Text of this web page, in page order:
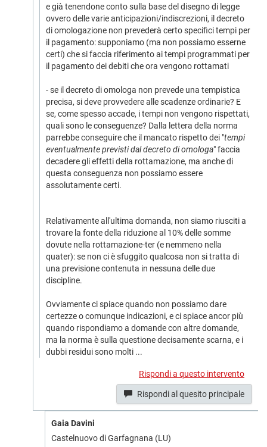
e già tenendone conto sulla base del disegno di legge
ovvero delle varie anticipazioni/indiscrezioni, il decreto
di omologazione non prevederà certo specifici tempi per
il pagamento: supponiamo (ma non possiamo esserne
certi) che si faccia riferimento ai tempi programmati per
il pagamento dei debiti che ora vengono rottamati
- se il decreto di omologa non prevede una tempistica
precisa, si deve provvedere alle scadenze ordinarie? E
se, come spesso accade, i tempi non vengono rispettati,
quali sono le conseguenze? Dalla lettera della norma
parrebbe conseguire che il mancato rispetto dei "tempi
eventualmente previsti dal decreto di omologa" faccia
decadere gli effetti della rottamazione, ma anche di
questa conseguenza non possiamo essere
assolutamente certi.
Relativamente all'ultima domanda, non siamo riusciti a
trovare la fonte della riduzione al 10% delle somme
dovute nella rottamazione-ter (e nemmeno nella
quater): se non ci è sfuggito qualcosa non si tratta di
una previsione contenuta in nessuna delle due
discipline.
Ovviamente ci spiace quando non possiamo dare
certezze o comunque indicazioni, e ci spiace ancor più
quando rispondiamo a domande con altre domande,
ma la norma è sulla questione decisamente scarna, e i
dubbi residui sono molti ...
Rispondi a questo intervento
Rispondi al quesito principale
Gaia Davini
Castelnuovo di Garfagnana (LU)